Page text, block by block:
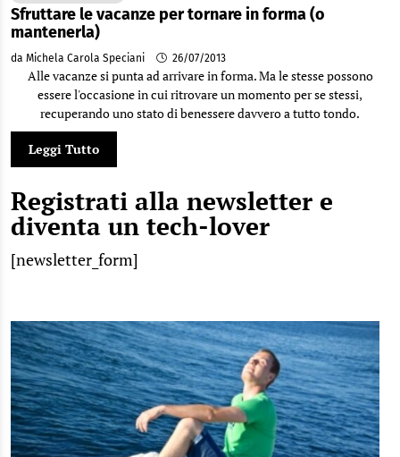
Sfruttare le vacanze per tornare in forma (o
mantenerla)
da Michela Carola Speciani 26/07/2013
Alle vacanze si punta ad arrivare in forma. Ma le stesse possono
essere l'occasione in cui ritrovare un momento per se stessi,
recuperando uno stato di benessere davvero a tutto tondo.
Leggi Tutto
Registrati alla newsletter e
diventa un tech-lover
[newsletter_form]